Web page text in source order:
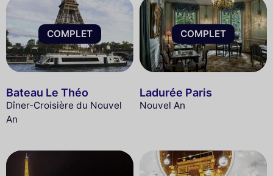
COMPLET
Bateau Le Théo
Dîner-Croisière du Nouvel
An
COMPLET
Ladurée Paris
Nouvel An